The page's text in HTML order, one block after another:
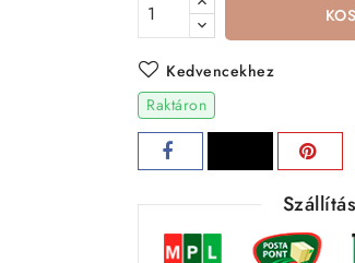
Kedvencekhez
Raktáron